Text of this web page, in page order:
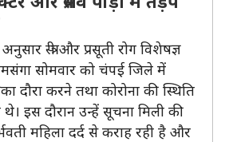
स्त्री और प्रसूती रोग विशेषज्ञ
सोमवार को चंपई जिले में
का दौरा करने तथा कोरोना की स्थिति
इस दौरान उन्हें सूचना मिली की
महिला दर्द से कराह रही है और